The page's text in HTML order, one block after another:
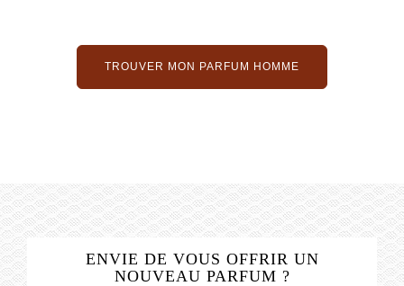
TROUVER MON PARFUM HOMME
ENVIE DE VOUS OFFRIR UN
NOUVEAU PARFUM ?